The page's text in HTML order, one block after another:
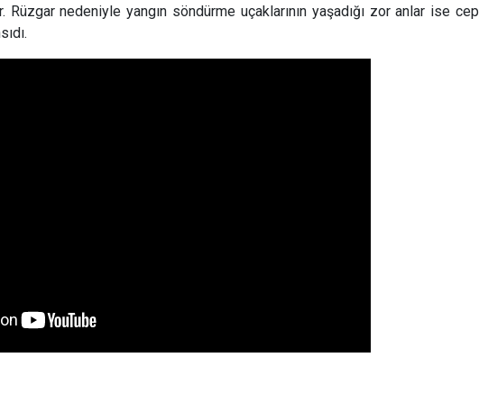
Rüzgar nedeniyle yangın söndürme uçaklarının yaşadığı zor anlar ise cep